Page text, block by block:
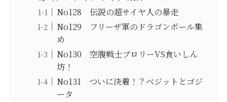
No128 伝説の超サイヤ人の暴走
No129 フリーザ軍のドラゴンボール集
め
No130 空腹戦士ブロリーVS食いしん
坊！
No131 ついに決着！？ベジットとゴジ
ータ